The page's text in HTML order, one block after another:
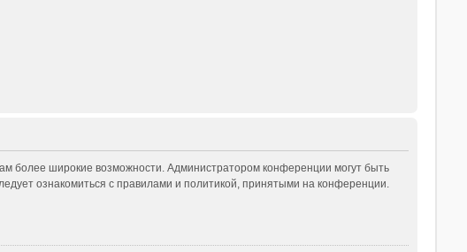
более широкие возможности. Администратором конференции могут быть
ознакомиться с правилами и политикой, принятыми на конференции.